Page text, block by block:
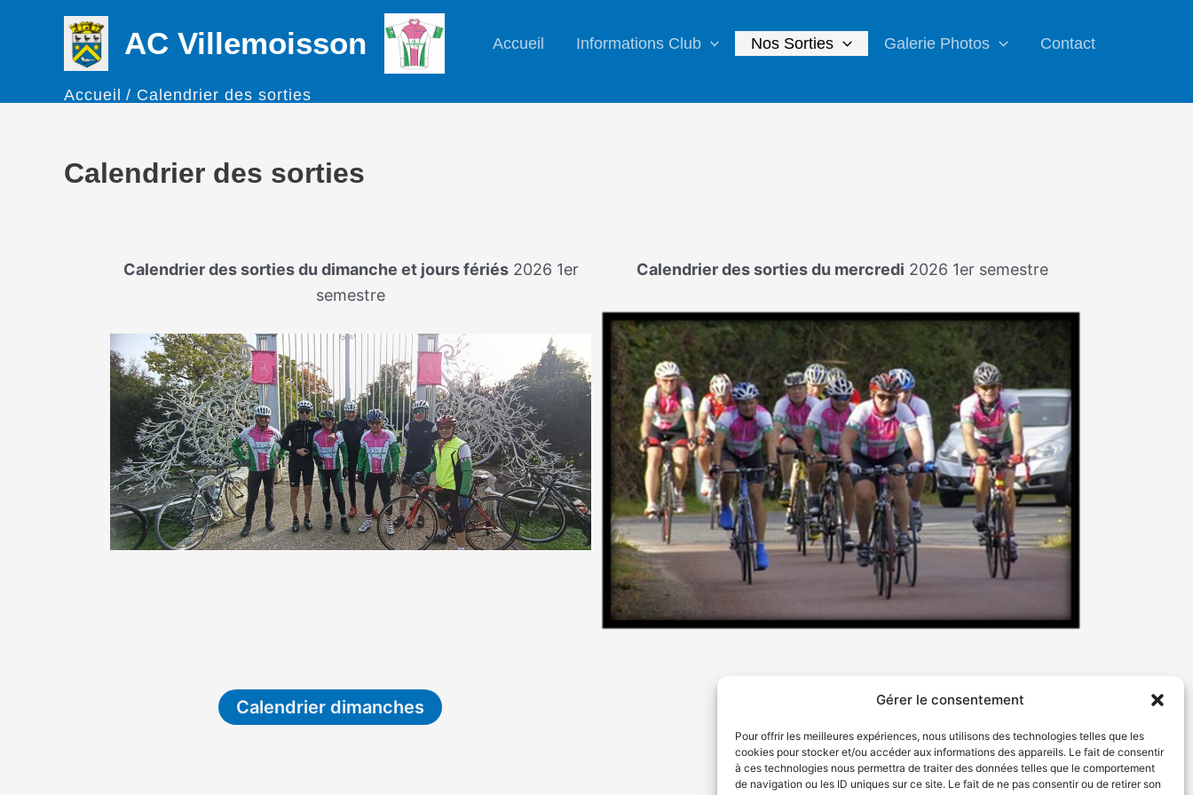
Gérer le consentement
Pour offrir les meilleures expériences, nous utilisons des technologies telles que les
cookies pour stocker et/ou accéder aux informations des appareils. Le fait de consentir
à ces technologies nous permettra de traiter des données telles que le comportement
de navigation ou les ID uniques sur ce site. Le fait de ne pas consentir ou de retirer son
AC Villemoisson Accueil Informations Club Nos Sorties Galerie Photos Contact
Accueil Calendrier des sorties
Calendrier des sorties
Calendrier des sorties du dimanche et jours fériés2026 1er
semestre
Calendrier des sorties du mercredi 2026 1er semestre
Calendrier dimanches Calendrier mercredis